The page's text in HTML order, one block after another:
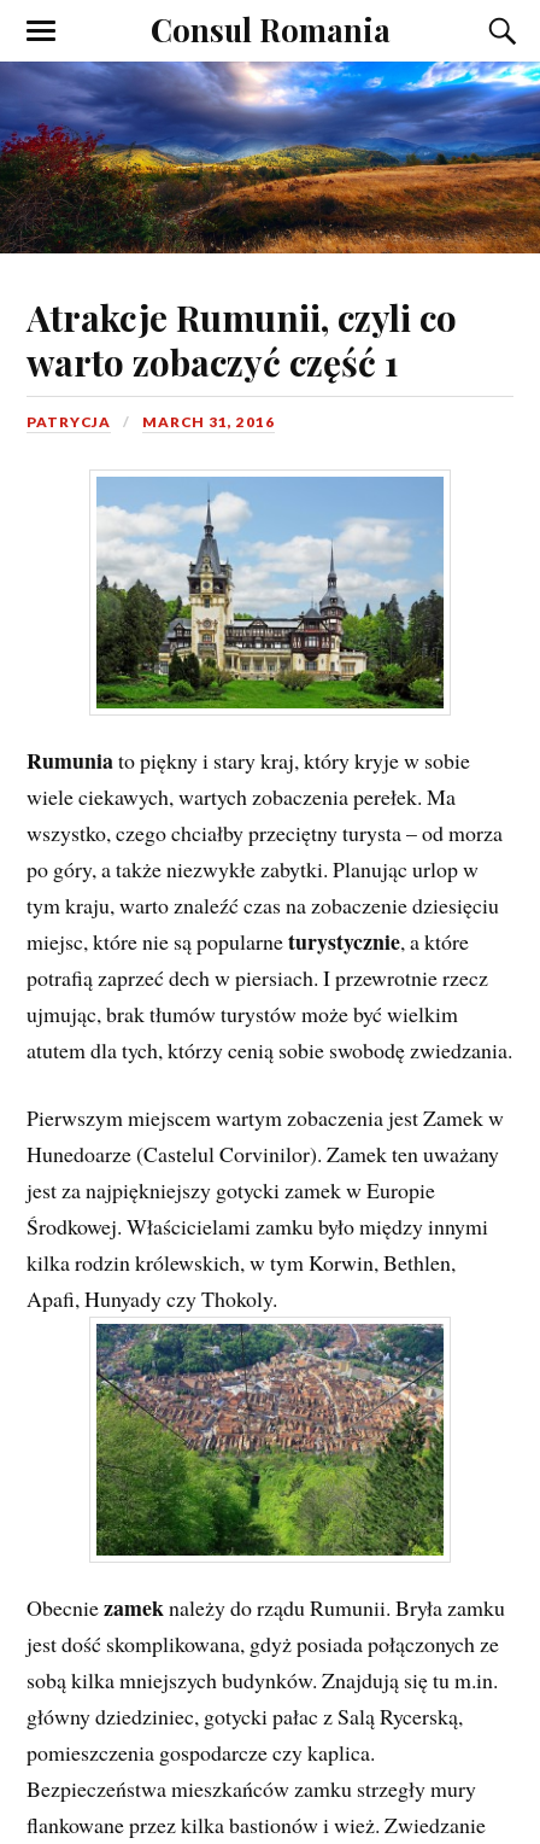
Consul Romania
Atrakcje Rumunii, czyli co
warto zobaczyć część 1
PATRYCJA MARCH 31, 2016
Rumuniato piękny i stary kraj, który kryje w sobie
wiele ciekawych, wartych zobaczenia perełek. Ma
wszystko, czego chciałby przeciętny turysta – od morza
po góry, a także niezwykłe zabytki. Planując urlop w
tym kraju, warto znaleźć czas na zobaczenie dziesięciu
miejsc, które nie są popularneturystycznie, a które
potrafią zaprzeć dech w piersiach. I przewrotnie rzecz
ujmując, brak tłumów turystów może być wielkim
atutem dla tych, którzy cenią sobie swobodę zwiedzania.
Pierwszym miejscem wartym zobaczenia jest Zamek w
Hunedoarze (Castelul Corvinilor). Zamek ten uważany
jest za najpiękniejszy gotycki zamek w Europie
Środkowej. Właścicielami zamku było między innymi
kilka rodzin królewskich, w tym Korwin, Bethlen,
Apafi, Hunyady czy Thokoly.
Obecniezameknależy do rządu Rumunii. Bryła zamku
jest dość skomplikowana, gdyż posiada połączonych ze
sobą kilka mniejszych budynków. Znajdują się tu m.in.
główny dziedziniec, gotycki pałac z Salą Rycerską,
pomieszczenia gospodarcze czy kaplica.
Bezpieczeństwa mieszkańców zamku strzegły mury
flankowane przez kilka bastionów i wież. Zwiedzanie